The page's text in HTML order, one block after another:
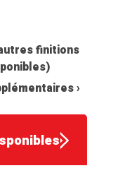
finitions
›